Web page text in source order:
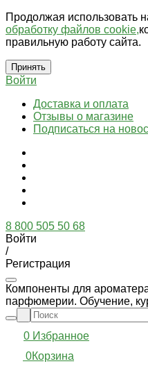
Продолжая использовать
обработку файлов cookie,
правильную работу сайта.
Принять
Войти
Доставка и оплата
Отзывы о магазине
Подписаться на
8 800 505 50 68
Войти
/
Регистрация
Компоненты для
парфюмерии. Обучение,
0 Избранное
0Корзина